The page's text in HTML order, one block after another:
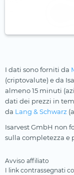
I dati sono forniti da
(criptovalute) e da
almeno 15 minuti
dati dei prezzi in
da Lang & Schwarz
Isarvest GmbH non
sulla completezza e
Avviso affiliato
I link contrassegnati